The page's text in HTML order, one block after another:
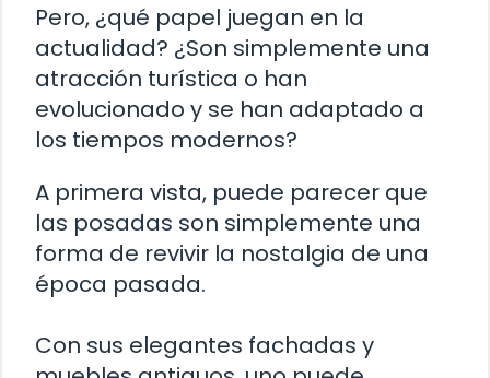
Pero, ¿qué papel juegan en la
actualidad? ¿Son simplemente una
atracción turística o han
evolucionado y se han adaptado a
los tiempos modernos?
A primera vista, puede parecer que
las posadas son simplemente una
forma de revivir la nostalgia de una
época pasada.
Con sus elegantes fachadas y